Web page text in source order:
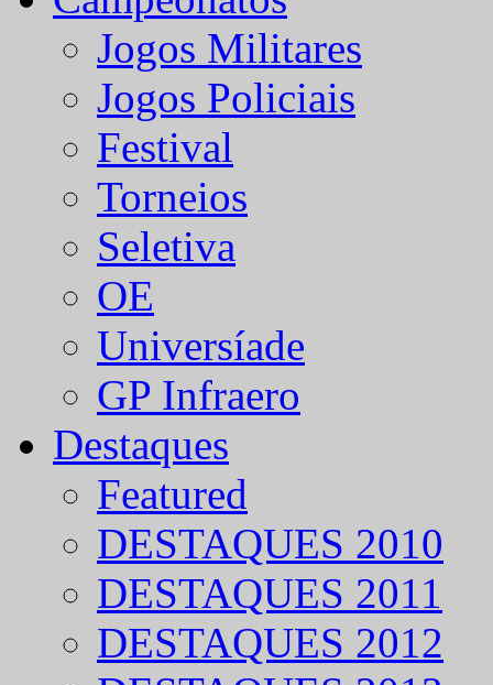
Jogos Militares
Jogos Policiais
Festival
Torneios
Seletiva
OE
Universíade
GP Infraero
Destaques
Featured
DESTAQUES 2010
DESTAQUES 2011
DESTAQUES 2012